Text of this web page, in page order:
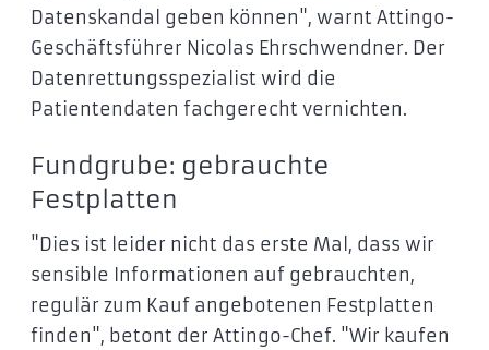
Datenskandal geben können", warnt Attingo-
Geschäftsführer Nicolas Ehrschwendner. Der
Datenrettungsspezialist wird die
Patientendaten fachgerecht vernichten.
Fundgrube: gebrauchte
Festplatten
"Dies ist leider nicht das erste Mal, dass wir
sensible Informationen auf gebrauchten,
regulär zum Kauf angebotenen Festplatten
finden", betont der Attingo-Chef. "Wir kaufen